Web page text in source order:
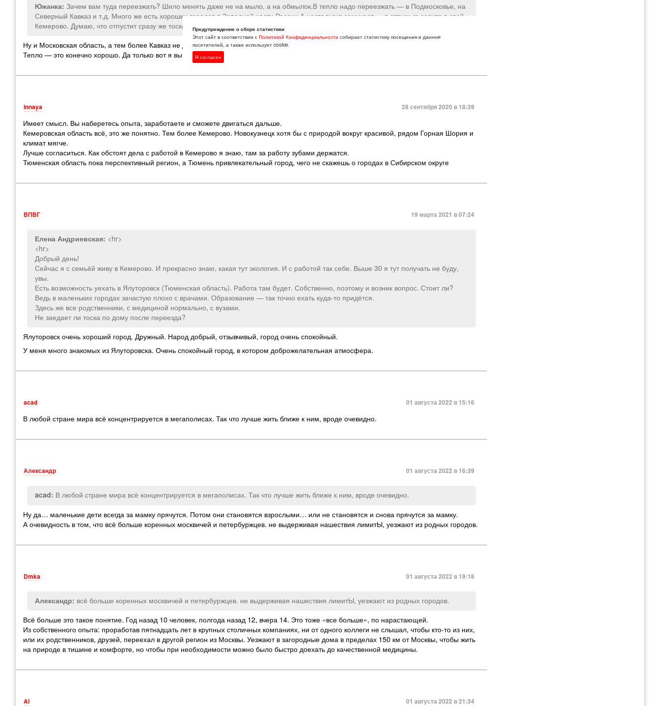
Южанка: Зачем вам туда переезжать? Шило менять даже не на мыло, а на обмылок.В тепло надо переезжать — в Подмосковье, на
Северный Кавказ и т.д. Много же есть хороших городов в Западной части России.А ностальгия замучает — в отпуск съездите в свой
Кемерово. Думаю, что отпустит сразу же тоска. Да и дети потом «спасибо» скажут.
Ну и Московская область, а тем более Кавказ не для меня. Как и Ростов и всё прочее.
Тепло — это конечно хорошо. Да только вот я выше 23 тепла переношу плохо.
Innaya 28 сентября 2020 в 18:39
Имеет смысл. Вы наберетесь опыта, заработаете и сможете двигаться дальше.
Кемеровская область всё, это же понятно. Тем более Кемерово. Новокузнецк хотя бы с природой вокруг красивой, рядом Горная Шория и
климат мягче.
Лучше согласиться. Как обстоят дела с работой в Кемерово я знаю, там за работу зубами держатся.
Тюменская область пока перспективный регион, а Тюмень привлекательный город, чего не скажешь о городах в Сибирском округе
ВПВГ 19 марта 2021 в 07:24
Елена Андриевская: <hr>
<hr>
Добрый день!
Сейчас я с семьёй живу в Кемерово. И прекрасно знаю, какая тут экология. И с работой так себе. Выше 30 я тут получать не буду,
увы.
Есть возможность уехать в Ялуторовск (Тюменская область). Работа там будет. Собственно, поэтому и возник вопрос. Стоит ли?
Ведь в маленьких городах зачастую плохо с врачами. Образование — так точно ехать куда-то придётся.
Здесь же все родственники, с медициной нормально, с вузами.
Не заедает ли тоска по дому после переезда?
Ялуторовск очень хороший город. Дружный. Народ добрый, отзывчивый, город очень спокойный.
У меня много знакомых из Ялуторовска. Очень спокойный город, в котором доброжелательная атмосфера.
acad 01 августа 2022 в 15:16
В любой стране мира всё концентрируется в мегаполисах. Так что лучше жить ближе к ним, вроде очевидно.
Александр 01 августа 2022 в 16:39
acad: В любой стране мира всё концентрируется в мегаполисах. Так что лучше жить ближе к ним, вроде очевидно.
Ну да… маленькие дети всегда за мамку прячутся. Потом они становятся взрослыми… или не становятся и снова прячутся за мамку.
А очевидность в том, что всё больше коренных москвичей и петербуржцев. не выдерживая нашествия лимитЫ, уезжают из родных городов.
Dmka 01 августа 2022 в 19:18
Александр: всё больше коренных москвичей и петербуржцев. не выдерживая нашествия лимитЫ, уезжают из родных городов.
Всё больше это такое понятие. Год назад 10 человек, полгода назад 12, вчера 14. Это тоже «все больше», по нарастающей.
Из собственного опыта: проработав пятнадцать лет в крупных столичных компаниях, ни от одного коллеги не слышал, чтобы кто-то из них,
или их родственников, друзей, переехал в другой регион из Москвы. Уезжают в загородные дома в пределах 150 км от Москвы, чтобы жить
на природе в тишине и комфорте, но чтобы при необходимости можно было быстро доехать до качественной медицины.
Al 01 августа 2022 в 21:34
Предупреждение о сборе статистики
Этот сайт в соответствии с Политикой Конфиденциальности собирает статистику посещения и данные
посетителей, а также использует cookie.
Я согласен